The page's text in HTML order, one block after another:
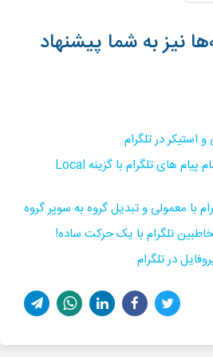
نیز به شما پیشنهاد
در تلگرام
آموزش پاک کردن تمام پیام های تلگرام با گزینه Local
با معمولی و تبدیل گروه به سوپر گروه
تلگرام با یک حرکت ساده!
در تلگرام